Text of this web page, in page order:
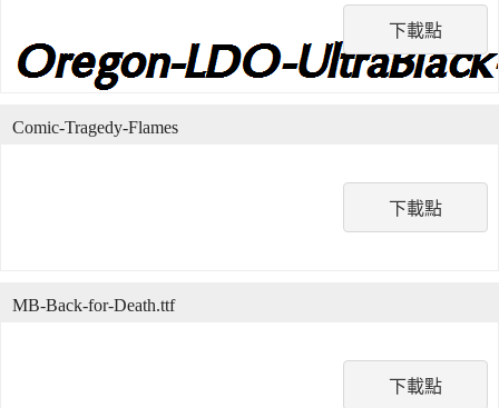
下載點
下載點
Comic-Tragedy-Flames
下載點
MB-Back-for-Death.ttf